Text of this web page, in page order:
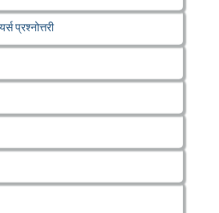
प्रश्नोत्तरी